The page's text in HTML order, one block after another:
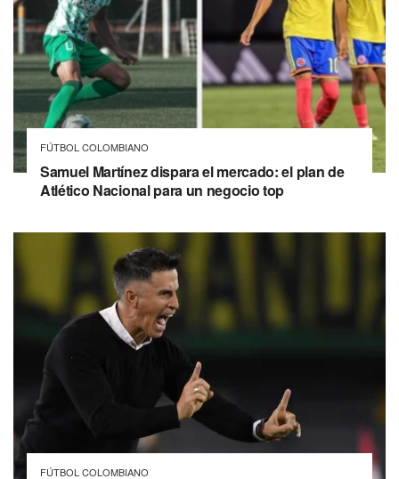
FÚTBOL COLOMBIANO
Samuel Martínez dispara el mercado: el plan de
Atlético Nacional para un negocio top
FÚTBOL COLOMBIANO